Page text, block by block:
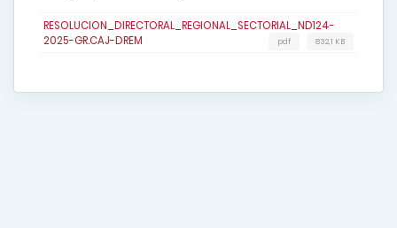
RESOLUCION_DIRECTORAL_REGIONAL_SECTORIAL_ND124-
2025-GR.CAJ-DREM
832,1 KB
pdf